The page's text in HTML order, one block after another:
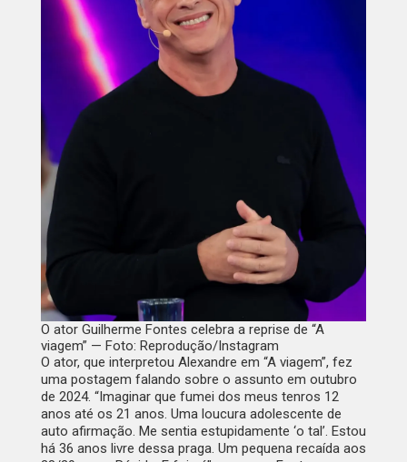
O ator Guilherme Fontes celebra a reprise de “A
viagem” — Foto: Reprodução/Instagram
O ator, que interpretou Alexandre em “A viagem”, fez
uma postagem falando sobre o assunto em outubro
de 2024. “Imaginar que fumei dos meus tenros 12
anos até os 21 anos. Uma loucura adolescente de
auto afirmação. Me sentia estupidamente ‘o tal’. Estou
há 36 anos livre dessa praga. Um pequena recaída aos